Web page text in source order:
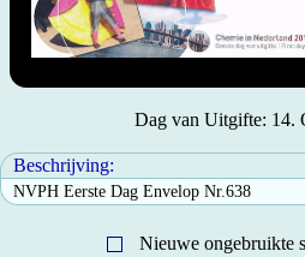
Dag van Uitgifte: 14.
Beschrijving:
NVPH Eerste Dag Envelop Nr.638
Nieuwe ongebruikte